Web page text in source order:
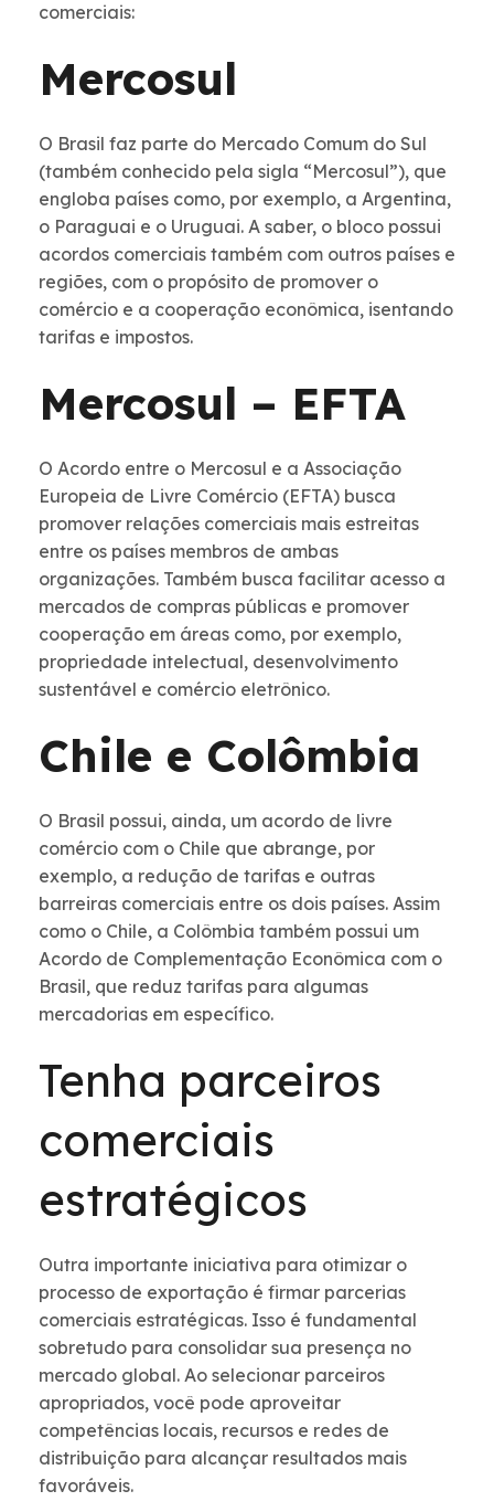
comerciais:
Mercosul
O Brasil faz parte do Mercado Comum do Sul
(também conhecido pela sigla “Mercosul”), que
engloba países como, por exemplo, a Argentina,
o Paraguai e o Uruguai. A saber, o bloco possui
acordos comerciais também com outros países e
regiões, com o propósito de promover o
comércio e a cooperação econômica, isentando
tarifas e impostos.
Mercosul – EFTA
O Acordo entre o Mercosul e a Associação
Europeia de Livre Comércio (EFTA) busca
promover relações comerciais mais estreitas
entre os países membros de ambas
organizações. Também busca facilitar acesso a
mercados de compras públicas e promover
cooperação em áreas como, por exemplo,
propriedade intelectual, desenvolvimento
sustentável e comércio eletrônico.
Chile e Colômbia
O Brasil possui, ainda, um acordo de livre
comércio com o Chile que abrange, por
exemplo, a redução de tarifas e outras
barreiras comerciais entre os dois países. Assim
como o Chile, a Colômbia também possui um
Acordo de Complementação Econômica com o
Brasil, que reduz tarifas para algumas
mercadorias em específico.
Tenha parceiros
comerciais
estratégicos
Outra importante iniciativa para otimizar o
processo de exportação é firmar parcerias
comerciais estratégicas. Isso é fundamental
sobretudo para consolidar sua presença no
mercado global. Ao selecionar parceiros
apropriados, você pode aproveitar
competências locais, recursos e redes de
distribuição para alcançar resultados mais
favoráveis.